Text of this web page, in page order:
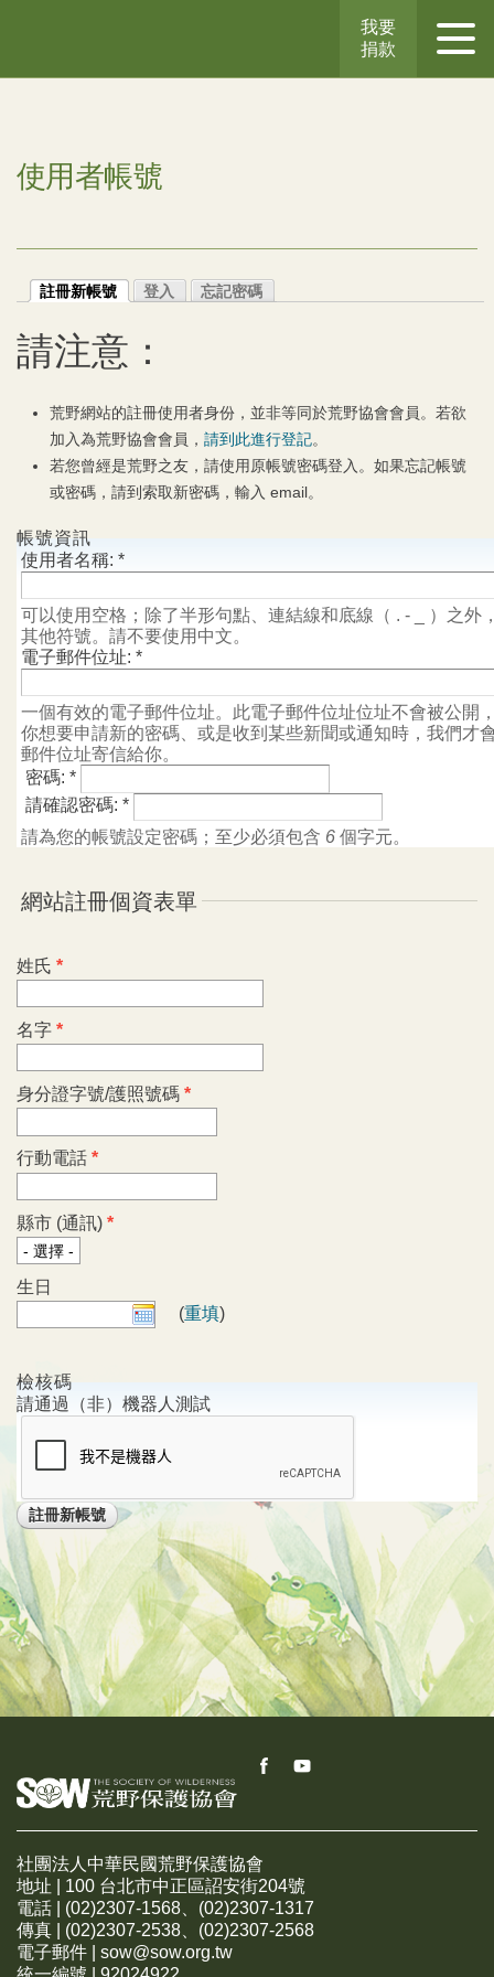
我要
捐款
使用者帳號
註冊新帳號 登入 忘記密碼
請注意：
荒野網站的註冊使用者身份，並非等同於荒野協會會員。若欲
加入為荒野協會會員， 請到此進行登記。
若您曾經是荒野之友，請使用原帳號密碼登入。如果忘記帳號
或密碼，請到索取新密碼，輸入 email。
帳號資訊
使用者名稱: *
可以使用空格；除了半形句點、連結線和底線（ . - _ ）之外
其他符號。請不要使用中文。
電子郵件位址: *
一個有效的電子郵件位址。此電子郵件位址位址不會被公開
你想要申請新的密碼、或是收到某些新聞或通知時，我們才
郵件位址寄信給你。
密碼: *
請確認密碼: *
請為您的帳號設定密碼；至少必須包含 6 個字元。
網站註冊個資表單
姓氏 *
名字 *
身分證字號/護照號碼 *
行動電話 *
縣市 (通訊) *
生日
(重填)
檢核碼
請通過（非）機器人測試
社團法人中華民國荒野保護協會
地址 | 100 台北市中正區詔安街204號
電話 | (02)2307-1568、(02)2307-1317
傳真 | (02)2307-2538、(02)2307-2568
電子郵件 | sow@sow.org.tw